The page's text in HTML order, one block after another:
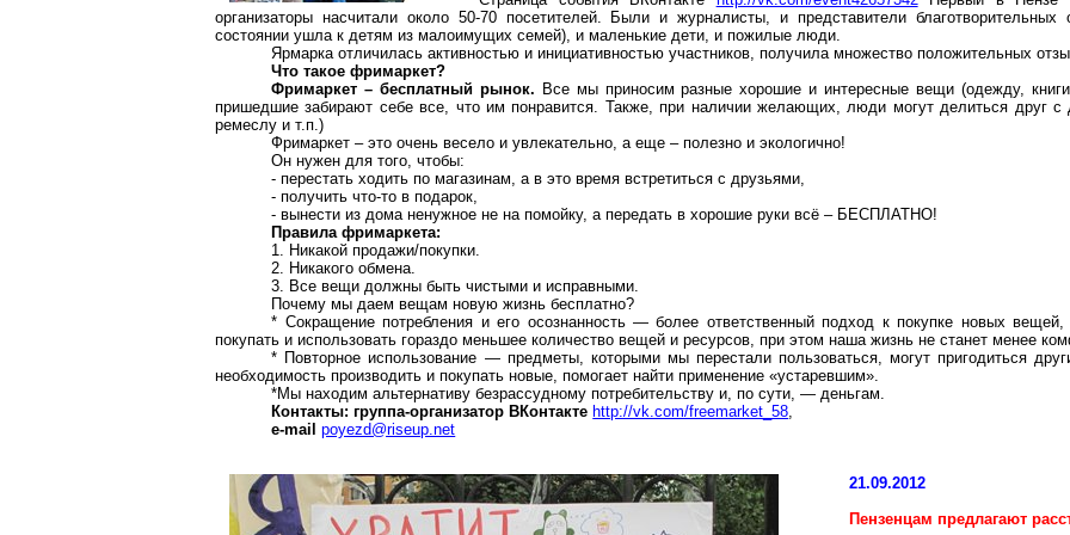
организаторы насчитали около 50-70 посетителей. Были и журналисты, и представители
состоянии ушла к детям из малоимущих семей), и маленькие дети, и пожилые люди.
Ярмарка отличилась активностью и инициативностью участников, получила множество положительных
Что такоефримаркет?
Фримаркет – бесплатный рынок. Все мы приносим разные хорошие и интересные вещи (одежду,
пришедшие забирают себе все, что им понравится. Также, при наличии желающих, люди могут делиться друг с
ремеслу и т.п.)
Фримаркет – это очень весело и увлекательно, а еще – полезно иэкологично!
Он нужен для того, чтобы:
- перестать ходить по магазинам, а в это время встретиться с друзьями,
- получить что-то в подарок,
- вынести из дома ненужное не на помойку, а передать в хорошие руки всё – БЕСПЛАТНО!
Правилафримаркета:
1. Никакой продажи/покупки.
2. Никакого обмена.
3. Все вещи должны быть чистыми и исправными.
Почему мы даем вещам новую жизнь бесплатно?
* Сокращение потребления и его осознанность — более ответственный подход к покупке новых
покупать и использовать гораздо меньшее количество вещей и ресурсов, при этом наша жизнь не станет менее
* Повторное использование — предметы, которыми мы перестали пользоваться, могут пригодиться
необходимость производить и покупать новые, помогает найти применение «устаревшим».
*Мы находим альтернативубезрассудному потребительству и, по сути, — деньгам.
Контакты: группа-организатор ВКонтакте http://vk.com/freemarket_58,
e-mail
poyezd@riseup.net
21.09.2012
Пензенцам предлагают